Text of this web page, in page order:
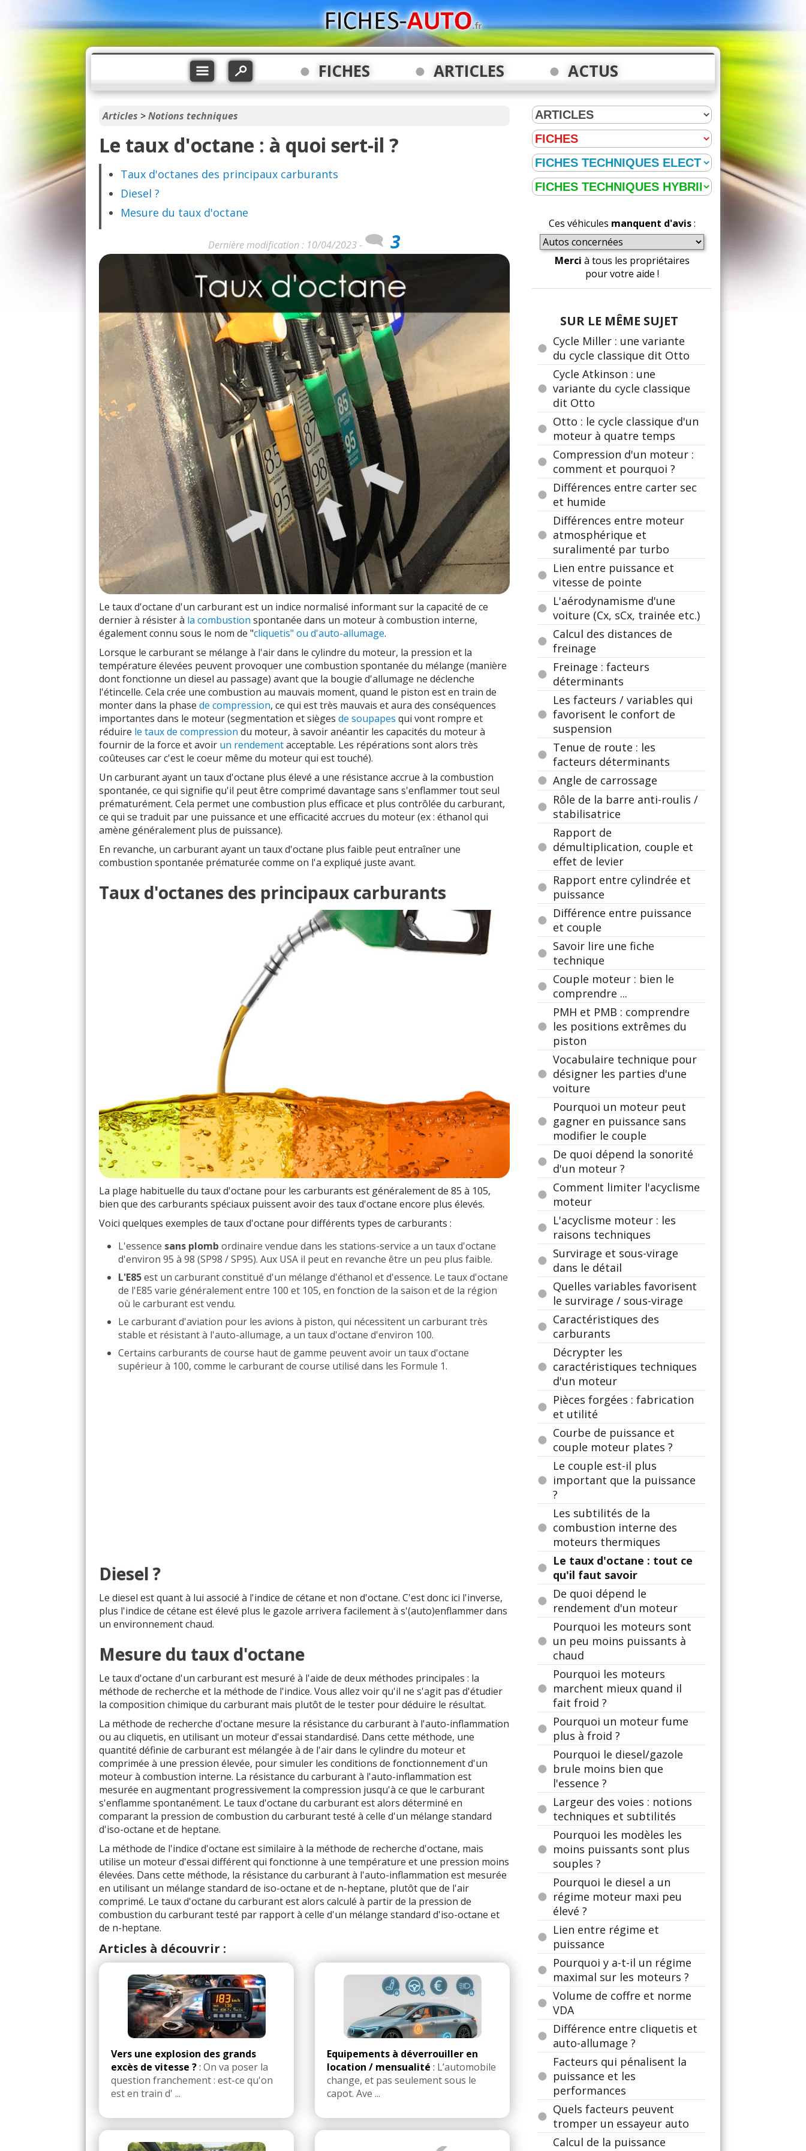
FICHES ARTICLES ACTUS
Articles >Notions techniques
Le taux d'octane : à quoi sert-il ?
Taux d'octanes des principaux carburants
Diesel ?
Mesure du taux d'octane
Dernière modification : 10/04/2023 - 3
Le taux d'octane d'un carburant est un indice normalisé informant sur la capacité de ce
dernier à résister à la combustion spontanée dans un moteur à combustion interne,
également connu sous le nom de "cliquetis" ou d'auto-allumage.
Lorsque le carburant se mélange à l'air dans le cylindre du moteur, la pression et la
température élevées peuvent provoquer une combustion spontanée du mélange (manière
dont fonctionne un diesel au passage) avant que la bougie d'allumage ne déclenche
l'étincelle. Cela crée une combustion au mauvais moment, quand le piston est en train de
monter dans la phase de compression, ce qui est très mauvais et aura des conséquences
importantes dans le moteur (segmentation et sièges de soupapes qui vont rompre et
réduire le taux de compression du moteur, à savoir anéantir les capacités du moteur à
fournir de la force et avoir un rendementacceptable. Les répérations sont alors très
coûteuses car c'est le coeur même du moteur qui est touché).
Un carburant ayant un taux d'octane plus élevé a une résistance accrue à la combustion
spontanée, ce qui signifie qu'il peut être comprimé davantage sans s'enflammer tout seul
prématurément. Cela permet une combustion plus efficace et plus contrôlée du carburant,
ce qui se traduit par une puissance et une efficacité accrues du moteur (ex : éthanol qui
amène généralement plus de puissance).
En revanche, un carburant ayant un taux d'octane plus faible peut entraîner une
combustion spontanée prématurée comme on l'a expliqué juste avant.
Taux d'octanes des principaux carburants
La plage habituelle du taux d'octane pour les carburants est généralement de 85 à 105,
bien que des carburants spéciaux puissent avoir des taux d'octane encore plus élevés.
Voici quelques exemples de taux d'octane pour différents types de carburants :
L'essence sans plomb ordinaire vendue dans les stations-service a un taux d'octane
d'environ 95 à 98 (SP98 / SP95). Aux USA il peut en revanche être un peu plus faible.
L'E85est un carburant constitué d'un mélange d'éthanol et d'essence. Le taux d'octane
de l'E85 varie généralement entre 100 et 105, en fonction de la saison et de la région
où le carburant est vendu.
Le carburant d'aviation pour les avions à piston, qui nécessitent un carburant très
stable et résistant à l'auto-allumage, a un taux d'octane d'environ 100.
Certains carburants de course haut de gamme peuvent avoir un taux d'octane
supérieur à 100, comme le carburant de course utilisé dans les Formule 1.
Diesel ?
Le diesel est quant à lui associé à l'indice de cétane et non d'octane. C'est donc ici l'inverse,
plus l'indice de cétane est élevé plus le gazole arrivera facilement à s'(auto)enflammer dans
un environnement chaud.
Mesure du taux d'octane
Le taux d'octane d'un carburant est mesuré à l'aide de deux méthodes principales : la
méthode de recherche et la méthode de l'indice. Vous allez voir qu'il ne s'agit pas d'étudier
la composition chimique du carburant mais plutôt de le tester pour déduire le résultat.
La méthode de recherche d'octane mesure la résistance du carburant à l'auto-inflammation
ou au cliquetis, en utilisant un moteur d'essai standardisé. Dans cette méthode, une
quantité définie de carburant est mélangée à de l'air dans le cylindre du moteur et
comprimée à une pression élevée, pour simuler les conditions de fonctionnement d'un
moteur à combustion interne. La résistance du carburant à l'auto-inflammation est
mesurée en augmentant progressivement la compression jusqu'à ce que le carburant
s'enflamme spontanément. Le taux d'octane du carburant est alors déterminé en
comparant la pression de combustion du carburant testé à celle d'un mélange standard
d'iso-octane et de heptane.
La méthode de l'indice d'octane est similaire à la méthode de recherche d'octane, mais
utilise un moteur d'essai différent qui fonctionne à une température et une pression moins
élevées. Dans cette méthode, la résistance du carburant à l'auto-inflammation est mesurée
en utilisant un mélange standard de iso-octane et de n-heptane, plutôt que de l'air
comprimé. Le taux d'octane du carburant est alors calculé à partir de la pression de
combustion du carburant testé par rapport à celle d'un mélange standard d'iso-octane et
de n-heptane.
Articles à découvrir :
Vers une explosion des grands
excès de vitesse ?: On va poser la
question franchement : est-ce qu'on
est en train d' ...
Equipements à déverrouiller en
location / mensualité : L’automobile
change, et pas seulement sous le
capot. Ave ...
Ces véhicules manquent d'avis:
Merci à tous les propriétaires
pour votre aide !
SUR LE MÊME SUJET
Cycle Miller : une variante
du cycle classique dit Otto
Cycle Atkinson : une
variante du cycle classique
dit Otto
Otto : le cycle classique d'un
moteur à quatre temps
Compression d'un moteur :
comment et pourquoi ?
Différences entre carter sec
et humide
Différences entre moteur
atmosphérique et
suralimenté par turbo
Lien entre puissance et
vitesse de pointe
L'aérodynamisme d'une
voiture (Cx, sCx, trainée etc.)
Calcul des distances de
freinage
Freinage : facteurs
déterminants
Les facteurs / variables qui
favorisent le confort de
suspension
Tenue de route : les
facteurs déterminants
Angle de carrossage
Rôle de la barre anti-roulis /
stabilisatrice
Rapport de
démultiplication, couple et
effet de levier
Rapport entre cylindrée et
puissance
Différence entre puissance
et couple
Savoir lire une fiche
technique
Couple moteur : bien le
comprendre ...
PMH et PMB : comprendre
les positions extrêmes du
piston
Vocabulaire technique pour
désigner les parties d'une
voiture
Pourquoi un moteur peut
gagner en puissance sans
modifier le couple
De quoi dépend la sonorité
d'un moteur ?
Comment limiter l'acyclisme
moteur
L'acyclisme moteur : les
raisons techniques
Survirage et sous-virage
dans le détail
Quelles variables favorisent
le survirage / sous-virage
Caractéristiques des
carburants
Décrypter les
caractéristiques techniques
d'un moteur
Pièces forgées : fabrication
et utilité
Courbe de puissance et
couple moteur plates ?
Le couple est-il plus
important que la puissance
?
Les subtilités de la
combustion interne des
moteurs thermiques
Le taux d'octane : tout ce
qu'il faut savoir
De quoi dépend le
rendement d'un moteur
Pourquoi les moteurs sont
un peu moins puissants à
chaud
Pourquoi les moteurs
marchent mieux quand il
fait froid ?
Pourquoi un moteur fume
plus à froid ?
Pourquoi le diesel/gazole
brule moins bien que
l'essence ?
Largeur des voies : notions
techniques et subtilités
Pourquoi les modèles les
moins puissants sont plus
souples ?
Pourquoi le diesel a un
régime moteur maxi peu
élevé ?
Lien entre régime et
puissance
Pourquoi y a-t-il un régime
maximal sur les moteurs ?
Volume de coffre et norme
VDA
Différence entre cliquetis et
auto-allumage ?
Facteurs qui pénalisent la
puissance et les
performances
Quels facteurs peuvent
tromper un essayeur auto
Calcul de la puissance